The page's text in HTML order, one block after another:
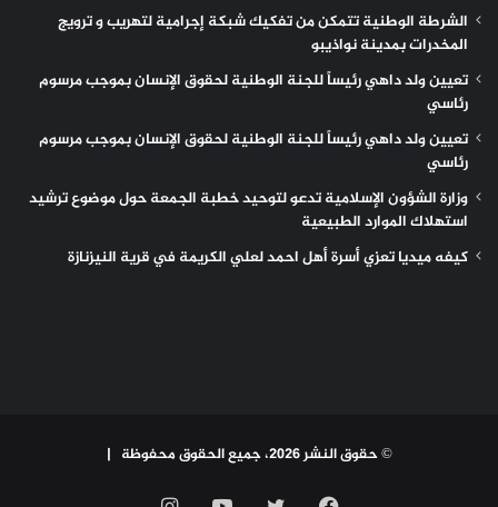
الشرطة الوطنية تتمكن من تفكيك شبكة إجرامية لتهريب و ترويج
المخدرات بمدينة نواذيبو
تعيين ولد داهي رئيساً للجنة الوطنية لحقوق الإنسان بموجب مرسوم
رئاسي
تعيين ولد داهي رئيساً للجنة الوطنية لحقوق الإنسان بموجب مرسوم
رئاسي
وزارة الشؤون الإسلامية تدعو لتوحيد خطبة الجمعة حول موضوع ترشيد
استهلاك الموارد الطبيعية
كيفه ميديا تعزي أسرة أهل احمد لعلي الكريمة في قرية النيزنازة
© حقوق النشر 2026، جميع الحقوق محفوظة |